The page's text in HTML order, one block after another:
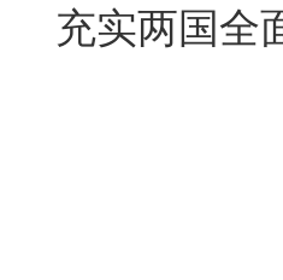
充实两国全